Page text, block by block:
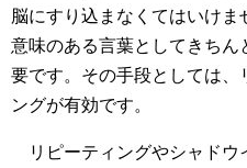
脳にすり込まなくてはいけ
意味のある言葉としてきち
要です。その手段としては、
ングが有効です。
リピーティングやシャドウ